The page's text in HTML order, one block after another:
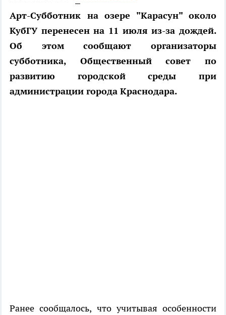
Арт-Субботник на озере "Карасун" около
КубГУ перенесен на 11 июля из-за дождей.
Об этом сообщают организаторы
субботника, Общественный совет по
развитию городской среды при
администрации города Краснодара.
Ранее сообщалось, что учитывая особенности